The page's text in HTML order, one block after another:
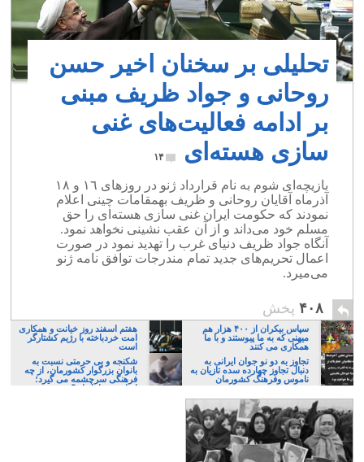
تحلیلی بر سخنان اخیر حسن
روحانی و جواد ظریف مبنی
بر ادامه فعالیت‌های غنی
سازی هسته‌ای
۱۴
بازیچه‌ای شوم به نام قرارداد ژنو در روزهای ١٦ و ١٨
آذرماه آقایان روحانی و ظریف بهمقامات چینی اعلام
نمودند که حکومت ایران غنی سازی هسته‌ای را حق
مسلم خود می‌داند و از آن عقب نشینی نخواهد نمود.
آنگاه جواد ظریف دنیای غرب را تهدید نمود در صورت
اعمال تحریم‌های جدید تمام مندرجات توافق نامه ژنو
می‌میرد.
۴۰۸ پخش
سپاس بیکران از ۴۰۰ هزار هم
میهنی که به ما پیوستند و با ما
همکاری می کنند
هفتم اسفند روز خیانت و همکاری
امت خردباخته با رژیم کشتارگر
است
تجاوز به دو نو جوان ایرانی به
دنبال تجاوز چهارده سده تازیان به
ناموس وفرهنگ کشورمان
شکنجه و بی حرمتی نسبت به
بانوان بزرگوار کشورمان، از چه
فرهنگی سرچشمه می گیرد؛
ایرانی، و یا تازیان؟